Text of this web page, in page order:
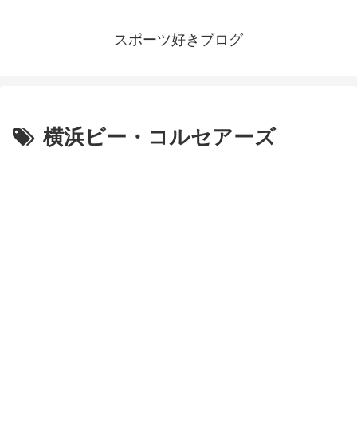
スポーツ好きブログ
横浜ビー・コルセアーズ